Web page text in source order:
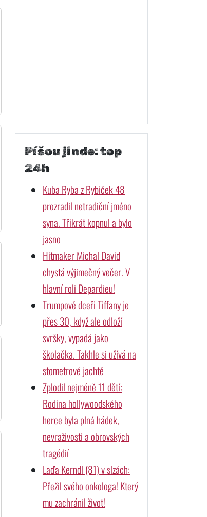
Píšou jinde: top
24h
Kuba Ryba z Rybiček 48
prozradil netradiční jméno
syna. Třikrát kopnul a bylo
jasno
Hitmaker Michal David
chystá výjimečný večer. V
hlavní roli Depardieu!
Trumpově dceři Tiffany je
přes 30, když ale odloží
svršky, vypadá jako
školačka. Takhle si užívá na
stometrové jachtě
Zplodil nejméně 11 dětí:
Rodina hollywoodského
herce byla plná hádek,
nevraživosti a obrovských
tragédií
Laďa Kerndl (81) v slzách:
Přežil svého onkologa! Který
mu zachránil život!